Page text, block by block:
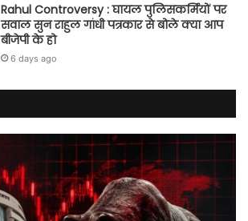
Rahul Controversy : घायल पुलिसकर्मियों पर
सवाल सुन राहुल गांधी पत्रकार से बोले क्या आप
बीजेपी के हो
6 days ago